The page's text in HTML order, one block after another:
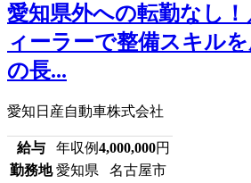
愛知県外への転勤なし
ィーラーで整備スキル
の長...
愛知日産自動車株式会社
給与 年収例4,000,000円
勤務地 愛知県 名古屋市